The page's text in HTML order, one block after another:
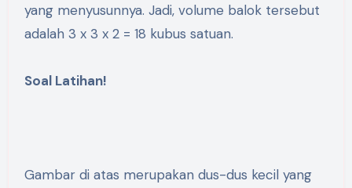
yang menyusunnya. Jadi, volume balok tersebut
adalah 3 x 3 x 2 = 18 kubus satuan.
Soal Latihan!
Gambar di atas merupakan dus-dus kecil yang